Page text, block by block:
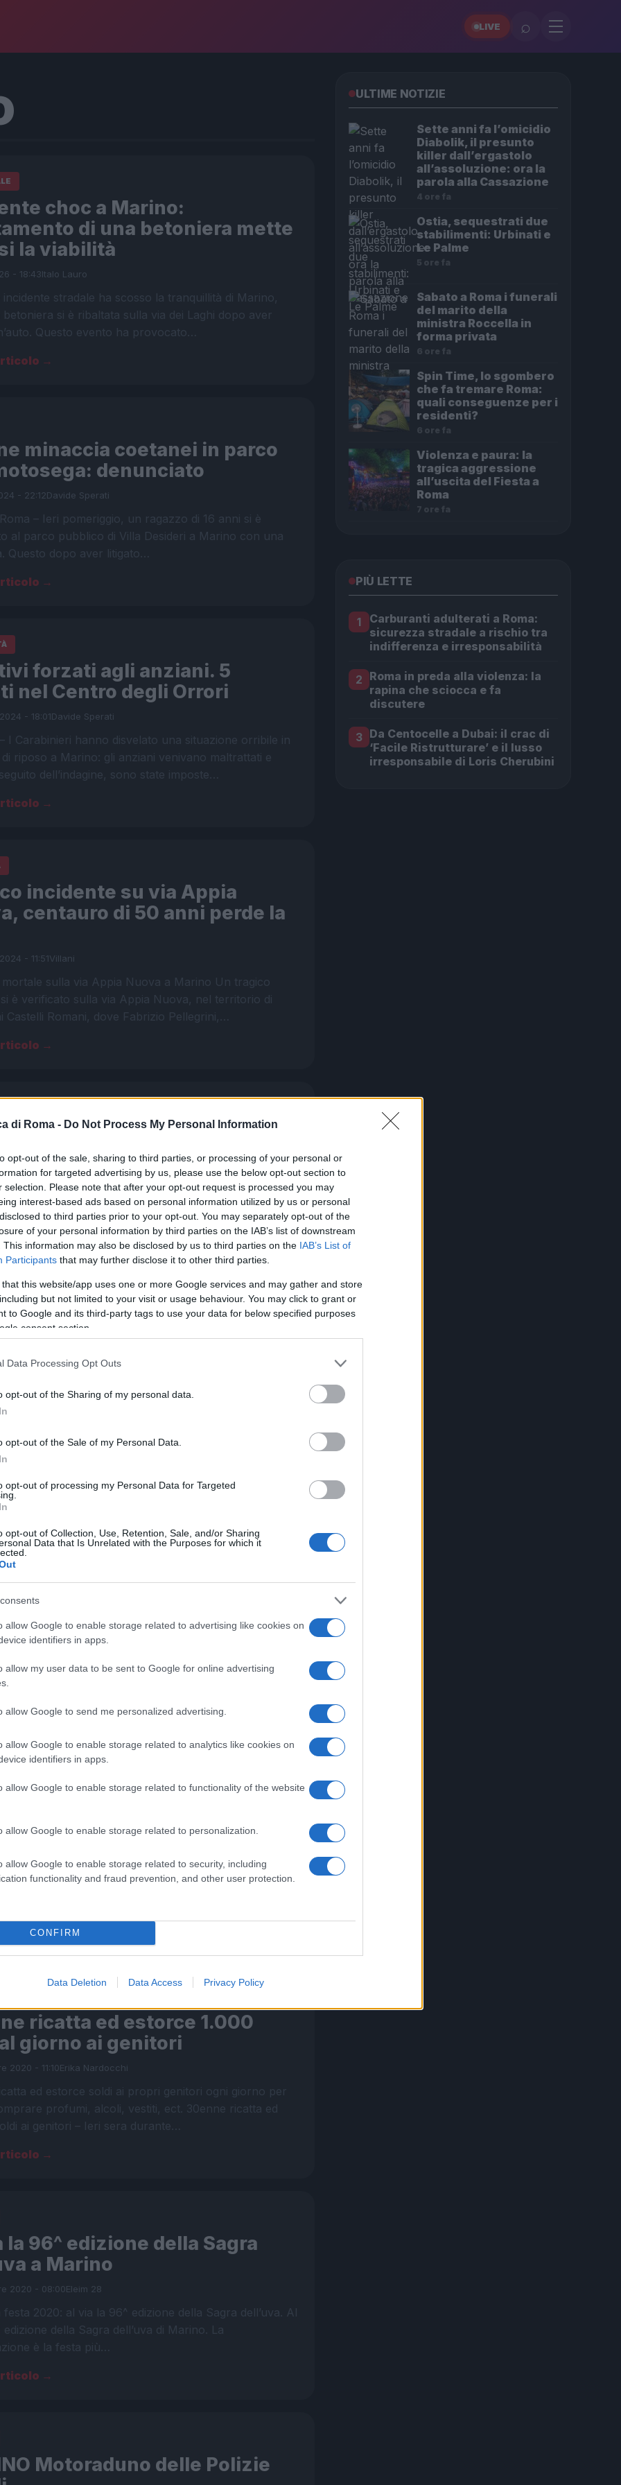
di Roma - Do Not Process My Personal Information
opt-out of the sale, sharing to third parties, or processing of your personal or
for targeted advertising by us, please use the below opt-out section to
selection. Please note that after your opt-out request is processed you may
interest-based ads based on personal information utilized by us or personal
to third parties prior to your opt-out. You may separately opt-out of the
of your personal information by third parties on the IAB’s list of downstream
This information may also be disclosed by us to third parties on the IAB’s List of
Participants that may further disclose it to other third parties.
that this website/app uses one or more Google services and may gather and store
but not limited to your visit or usage behaviour. You may click to grant or
to Google and its third-party tags to use your data for below specified purposes
consent section.
Data Processing Opt Outs
opt-out of the Sharing of my personal data.
opt-out of the Sale of my Personal Data.
opt-out of processing my Personal Data for Targeted
opt-out of Collection, Use, Retention, Sale, and/or Sharing
Data that Is Unrelated with the Purposes for which it
allow Google to enable storage related to advertising like cookies on
identifiers in apps.
allow my user data to be sent to Google for online advertising
allow Google to send me personalized advertising.
allow Google to enable storage related to analytics like cookies on
identifiers in apps.
allow Google to enable storage related to functionality of the website
allow Google to enable storage related to personalization.
allow Google to enable storage related to security, including
functionality and fraud prevention, and other user protection.
CONFIRM
Data Deletion Data Access Privacy Policy
LIVE ⌕
choc a Marino:
di una betoniera mette
la viabilità
- 18:43Italo Lauro
stradale ha scosso la tranquillità di Marino,
si è ribaltata sulla via dei Laghi dopo aver
Questo evento ha provocato…
→
minaccia coetanei in parco
denunciato
- 22:12Davide Sperati
– Ieri pomeriggio, un ragazzo di 16 anni si è
al parco pubblico di Villa Desideri a Marino con una
Questo dopo aver litigato…
→
forzati agli anziani. 5
nel Centro degli Orrori
- 18:01Davide Sperati
I Carabinieri hanno disvelato una situazione orribile in
riposo a Marino: gli anziani venivano maltrattati e
dell’indagine, sono state imposte…
→
incidente su via Appia
centauro di 50 anni perde la
- 11:51Villani
mortale sulla via Appia Nuova a Marino Un tragico
è verificato sulla via Appia Nuova, nel territorio di
Castelli Romani, dove Fabrizio Pellegrini,…
→
migliorano le condizioni del
investito. Le parole della
del giovane
- 13:02Villani
stradale che ha coinvolto un ragazzo di 17 anni
frazione di Marino di Frattocchie, ai Castelli
destato grande preoccupazione e ha…
→
medicata con piselli
choc in Rsa a Marino
con piselli surgelati, arrestato il titolare della
sanitaria
→
rivaluta Marino: “Quella
le arance non la rifarei”
- 11:30Villani
rivaluta Marino: “Quella foto con le arance non la
Raggi rivaluta Marino. Intervenuta in diretta sulla
Facebook, la sindaca ha tracciato un…
→
Donna investita e uccisa da
indagano i Carabinieri
Donna investita e uccisa da Suv pirata: indagano i
MARINO Donna investita e uccisa da Suv pirata. E’
→
ricatta ed estorce 1.000
giorno ai genitori
2020 - 11:10Erika Nardocchi
ed estorce soldi ai propri genitori ogni giorno per
profumi, alcoli, vestiti, ect. 30enne ricatta ed
ai genitori – Ieri sera durante…
→
la 96^ edizione della Sagra
a Marino
2020 - 08:00Eleim 28
2020: al via la 96^ edizione della Sagra dell’uva. Al
della Sagra dell’uva di Marino. La
è la festa più…
→
Motoraduno delle Polizie
ULTIME NOTIZIE
Sette anni fa l’omicidio
Diabolik, il presunto
killer dall’ergastolo
all’assoluzione: ora la
parola alla Cassazione
4 ore fa
Ostia, sequestrati due
stabilimenti: Urbinati e
Le Palme
5 ore fa
Sabato a Roma i funerali
del marito della
ministra Roccella in
forma privata
6 ore fa
Spin Time, lo sgombero
che fa tremare Roma:
quali conseguenze per i
residenti?
6 ore fa
Violenza e paura: la
tragica aggressione
all’uscita del Fiesta a
Roma
7 ore fa
PIÙ LETTE
1
Carburanti adulterati a Roma:
sicurezza stradale a rischio tra
indifferenza e irresponsabilità
2 Roma in preda alla violenza: la
rapina che sciocca e fa
discutere
3 Da Centocelle a Dubai: il crac di
‘Facile Ristrutturare’ e il lusso
irresponsabile di Loris Cherubini